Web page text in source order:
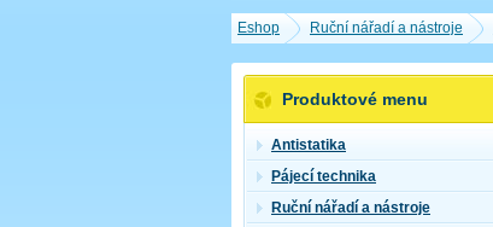
Eshop Ruční nářadí a nástroje
Produktové menu
Antistatika
Pájecí technika
Ruční nářadí a nástroje